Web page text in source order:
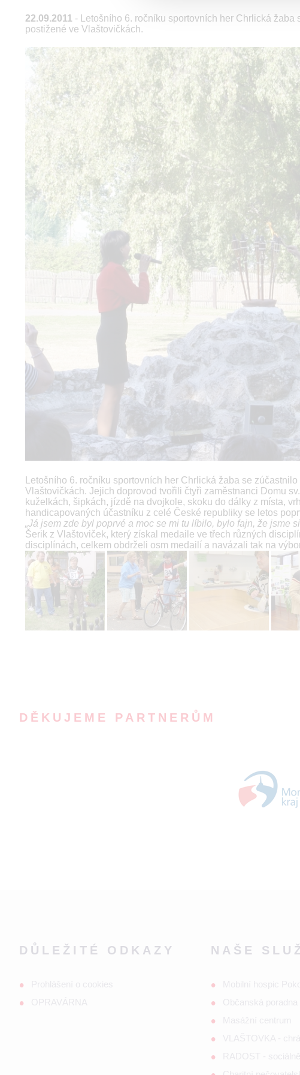
22.09.2011 - Letošního 6. ročníku sportovních her Chrlická
postižené ve Vlaštovičkách.
Letošního 6. ročníku sportovních her Chrlická žaba se
Vlaštovičkách. Jejich doprovod tvořili čtyři zaměstnanci Domu
kuželkách, šipkách, jízdě na dvojkole, skoku do dálky z místa,
handicapovaných účastníku z celé České republiky se letos
„Já jsem zde byl poprvé a moc se mi tu líbilo, bylo fajn, že jsme
Šerik z Vlaštoviček, který získal medaile ve třech různých
disciplínách, celkem obdrželi osm medailí a navázali tak na
DĚKUJEME PARTNERŮM
DŮLEŽITÉ ODKAZY NAŠE